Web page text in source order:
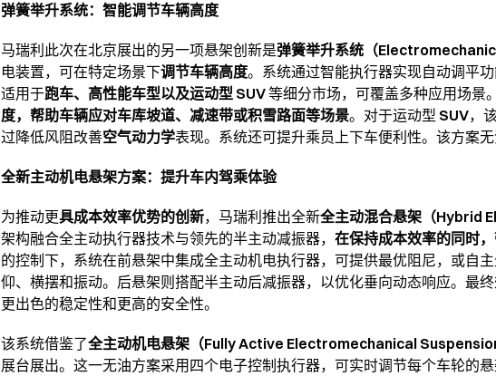
弹簧举升系统：智能调节车辆高度
马瑞利此次在北京展出的另一项悬架创新是弹簧举升系统（
电装置，可在特定场景下调节车辆高度。系统通过智能执行器实现自动调平
适用于跑车、高性能车型以及运动型 SUV等细分市场，可覆盖多种应用场景
度，帮助车辆应对车库坡道、减速带或积雪路面等场景。对于运动型 SUV，
过降低风阻改善空气动力学表现。系统还可提升乘员上下车便利性。该方案
全新主动机电悬架方案：提升车内驾乘体验
为推动更具成本效率优势的创新，马瑞利推出全新全主动混合悬架（Hybrid
架构融合全主动执行器技术与领先的半主动减振器， 在保持成本效率的同时
的控制下，系统在前悬架中集成全主动机电执行器，可提供最优阻尼，或自
仰、横摆和振动。后悬架则搭配半主动后减振器，以优化垂向动态响应。最
更出色的稳定性和更高的安全性。
该系统借鉴了全主动机电悬架（Fully Active Electromechanical Suspension
展台展出。这一无油方案采用四个电子控制执行器，可实时调节每个车轮的